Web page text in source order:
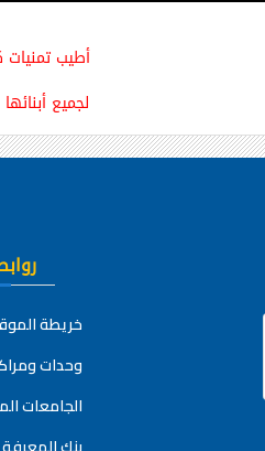
أطيب تمنيات
لجميع أبنائها
خريطة
وحدات
الجامعات